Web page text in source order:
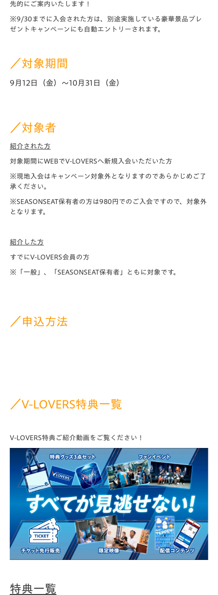
先的にご案内いたします！
※9/30までに入会された方は、別途実施している豪華景品プレ
ゼントキャンペーンにも自動エントリーされます。
／対象期間
9月12日（金）～10月31日（金）
／対象者
紹介された方
対象期間にWEBでV-LOVERSへ新規入会いただいた方
※現地入会はキャンペーン対象外となりますのであらかじめご了
承く ださい。
※SEASONSEAT保有者の方は980円でのご入会ですので、対象外
となります。
紹介した方
すでにV-LOVERS会員の方
※「一般」、「SEASONSEAT保有者」ともに対象です。
／申込方法
／V-LOVERS特典一覧
V-LOVERS特典ご紹介動画をご覧ください！
特典一覧